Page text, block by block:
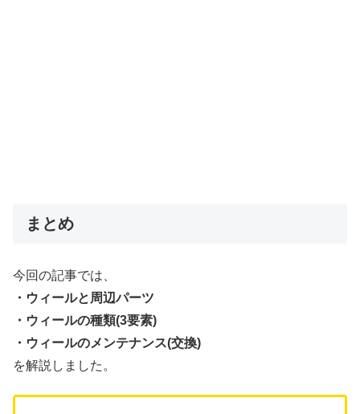
まとめ
今回の記事では、
・ウィールと周辺パーツ
・ウィールの種類(3要素)
・ウィールのメンテナンス(交換)
を解説しました。